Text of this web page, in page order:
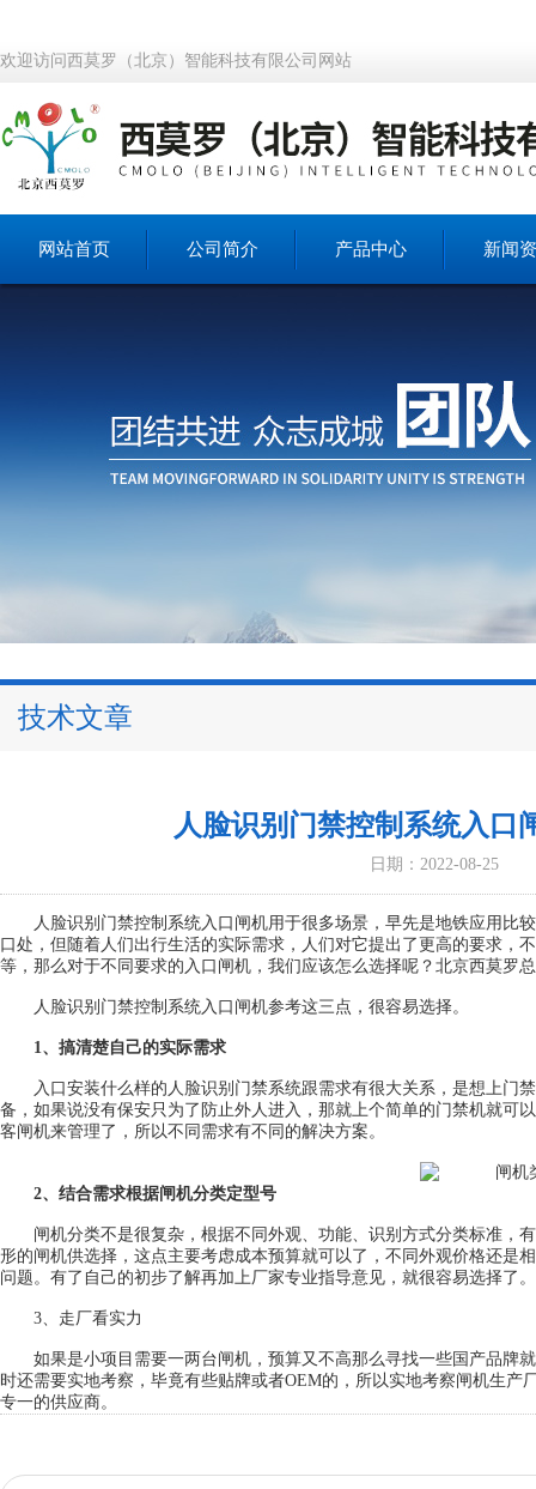
欢迎访问西莫罗（北京）智能科技有限公司网站
网站首页 公司简介 产品中心 新闻
技术文章
人脸识别门禁控制系统入口
日期：2022-08-25
人脸识别门禁控制系统入口闸机用于很多场景，早先是地铁应用比
口处，但随着人们出行生活的实际需求，人们对它提出了更高的要求，
等，那么对于不同要求的入口闸机，我们应该怎么选择呢？北京西莫罗
人脸识别门禁控制系统入口闸机参考这三点，很容易选择。
1、搞清楚自己的实际需求
入口安装什么样的人脸识别门禁系统跟需求有很大关系，是想上门
备，如果说没有保安只为了防止外人进入，那就上个简单的门禁机就可
客闸机来管理了，所以不同需求有不同的解决方案。
2、结合需求根据闸机分类定型号
闸机分类不是很复杂，根据不同外观、功能、识别方式分类标准，
形的闸机供选择，这点主要考虑成本预算就可以了，不同外观价格还是
问题。有了自己的初步了解再加上厂家专业指导意见，就很容易选择了。
3、走厂看实力
如果是小项目需要一两台闸机，预算又不高那么寻找一些国产品牌
时还需要实地考察，毕竟有些贴牌或者OEM的，所以实地考察闸机生
专一的供应商。